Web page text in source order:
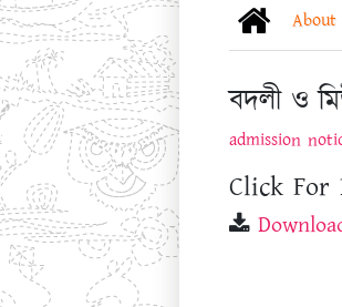
About
বদলী ও
admission
Click For